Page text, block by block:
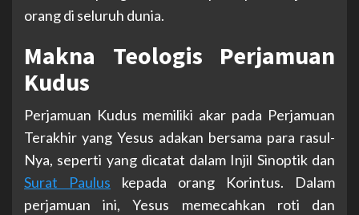
orang di seluruh dunia.
Makna Teologis Perjamuan
Kudus
Perjamuan Kudus memiliki akar pada Perjamuan
Terakhir yang Yesus adakan bersama para rasul-
Nya, seperti yang dicatat dalam Injil Sinoptik dan
Surat Paulus kepada orang Korintus. Dalam
perjamuan ini, Yesus memecahkan roti dan